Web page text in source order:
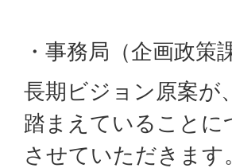
・事務局（企画政策
長期ビジョン原案が
踏まえていることに
させていただきます